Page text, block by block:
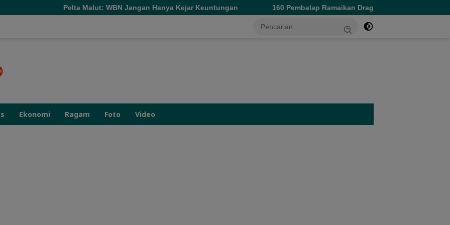
Malut: WBN Jangan Hanya Kejar Keuntungan 160 Pembalap Ramaikan Drag Race di Sofifi, Ikut Dongkrak
Ekonomi Ragam Foto Video